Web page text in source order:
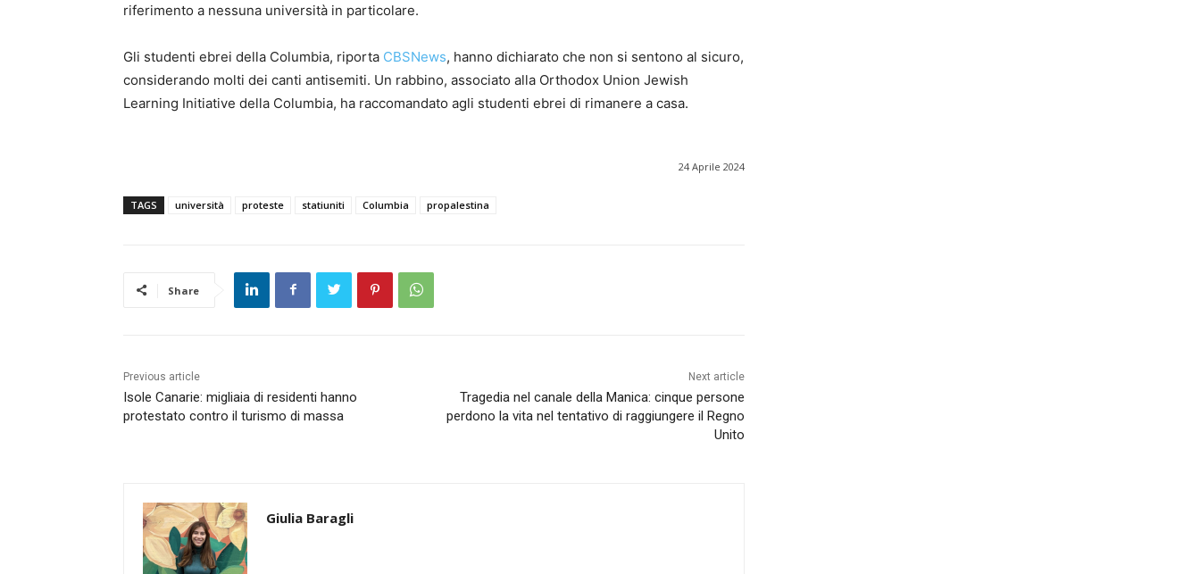
riferimento a nessuna università in particolare.
Gli studenti ebrei della Columbia, riporta CBSNews, hanno dichiarato che non si sentono al sicuro,
considerando molti dei canti antisemiti. Un rabbino, associato alla Orthodox Union Jewish
Learning Initiative della Columbia, ha raccomandato agli studenti ebrei di rimanere a casa.
24 Aprile 2024
TAGS università proteste statiuniti Columbia propalestina
Share
Previous article
Isole Canarie: migliaia di residenti hanno
protestato contro il turismo di massa
Next article
Tragedia nel canale della Manica: cinque persone
perdono la vita nel tentativo di raggiungere il Regno
Unito
Giulia Baragli